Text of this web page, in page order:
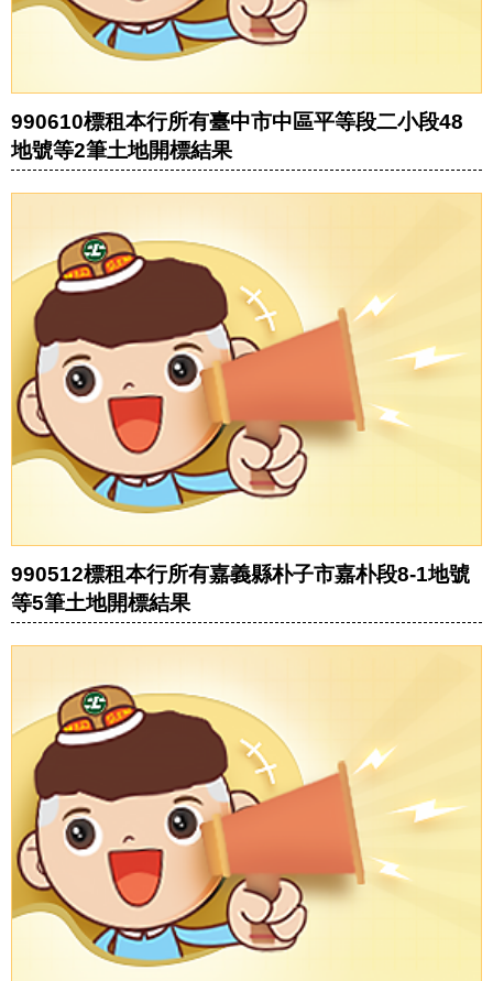
990610標租本行所有臺中市中區平等段二小段48
地號等2筆土地開標結果
990512標租本行所有嘉義縣朴子市嘉朴段8-1地號
等5筆土地開標結果